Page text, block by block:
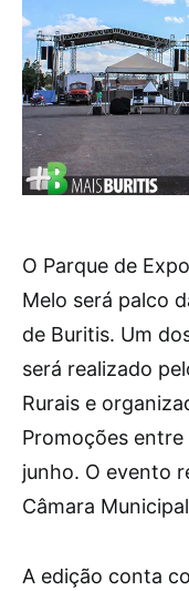
O Parque de
Melo será palco
de Buritis. Um
será realizado
Rurais e
Promoções entre
junho. O evento
Câmara
A edição conta